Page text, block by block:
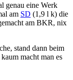
genau eine Werk
am SD (1,9 l k) die
am BKR, nix
stand dann beim
macht man es